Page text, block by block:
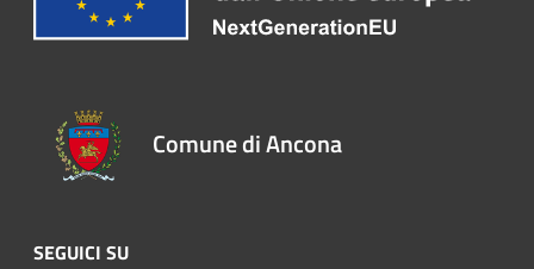
Comune di Ancona
SEGUICI SU